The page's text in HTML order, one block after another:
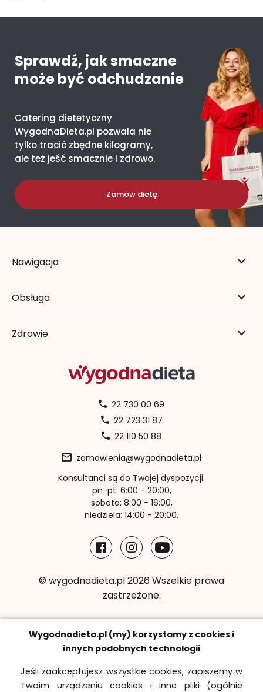
Sprawdź, jak smaczne
może być odchudzanie
Catering dietetyczny
WygodnaDieta.pl pozwala nie
tylko tracić zbędne kilogramy,
ale też jeść smacznie i zdrowo.
Zamów dietę
Nawigacja
Obsługa
Zdrowie
22 730 00 69
22 723 31 87
22 110 50 88
zamowienia@wygodnadieta.pl
Konsultanci są do Twojej dyspozycji:
pn-pt: 6:00 - 20:00,
sobota: 8:00 - 16:00,
niedziela: 14:00 - 20:00.
© wygodnadieta.pl 2026 Wszelkie prawa
zastrzeżone.
Metody płatności:
Wygodnadieta.pl (my) korzystamy z cookies i
innych podobnych technologii
Jeśli zaakceptujesz wszystkie cookies, zapiszemy w
Twoim urządzeniu cookies i inne pliki (ogólnie